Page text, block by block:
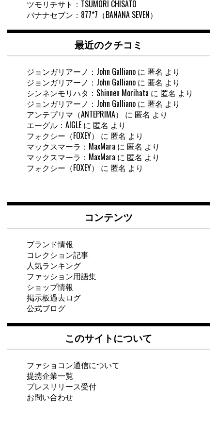
ツモリチサト：TSUMORI CHISATO
バナナセブン：877*7（BANANA SEVEN）
最近のクチコミ
ジョンガリアーノ：John Galliano に 匿名 より
ジョンガリアーノ：John Galliano に 匿名 より
シンネンモリハタ：Shinnen Morihata に 匿名 より
ジョンガリアーノ：John Galliano に 匿名 より
アンテプリマ（ANTEPRIMA）
に 匿名 より
エーグル：AIGLE に 匿名 より
フォクシー（FOXEY）
に 匿名 より
マックスマーラ：MaxMara に 匿名 より
マックスマーラ：MaxMara に 匿名 より
フォクシー（FOXEY）
に 匿名 より
コンテンツ
ブランド情報
コレクション記事
人気ランキング
ファッション用語集
ショップ情報
掲示板過去ログ
公式ブログ
このサイトについて
ファショコン通信について
提携企業一覧
プレスリリース受付
お問い合わせ